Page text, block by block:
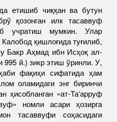
етишиб чиққан ва бутун
қозонган илк тасаввуф
учратиш мумкин. Улар
қишлоғида туғилиб,
Бакр Аҳмад ибн Исҳоқ ал-
й.) зикр этиш ўринли. У,
фақиҳи сифатида ҳам
оламидаги энг биринчи
ҳисобланган «ат-Та‘арруф
номли асари ҳозирга
тасаввуфи соҳасидаги